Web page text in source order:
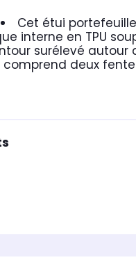
Cet étui
interne en TPU
surélevé
comprend deux